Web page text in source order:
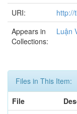
URI:
http://
Appears in
Collections:
Luận
Files in This Item:
File